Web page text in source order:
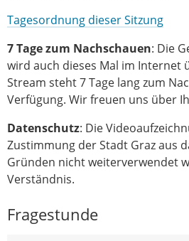
Tagesordnung dieser Sitzung
7 Tage zum Nachschauen: Die
wird auch dieses Mal im Internet
Stream steht 7 Tage lang zum
Verfügung. Wir freuen uns über
Datenschutz: Die
Zustimmung der Stadt Graz aus
Gründen nicht weiterverwendet
Verständnis.
Fragestunde